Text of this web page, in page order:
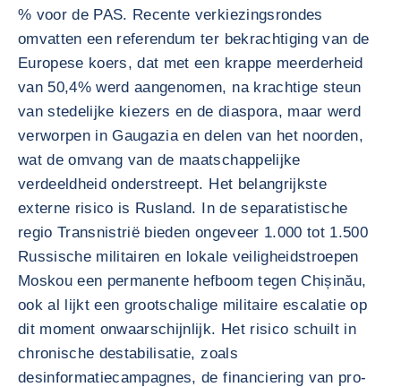
% voor de PAS. Recente verkiezingsrondes
omvatten een referendum ter bekrachtiging van de
Europese koers, dat met een krappe meerderheid
van 50,4% werd aangenomen, na krachtige steun
van stedelijke kiezers en de diaspora, maar werd
verworpen in Gaugazia en delen van het noorden,
wat de omvang van de maatschappelijke
verdeeldheid onderstreept. Het belangrijkste
externe risico is Rusland. In de separatistische
regio Transnistrië bieden ongeveer 1.000 tot 1.500
Russische militairen en lokale veiligheidstroepen
Moskou een permanente hefboom tegen Chișinău,
ook al lijkt een grootschalige militaire escalatie op
dit moment onwaarschijnlijk. Het risico schuilt in
chronische destabilisatie, zoals
desinformatiecampagnes, de financiering van pro-